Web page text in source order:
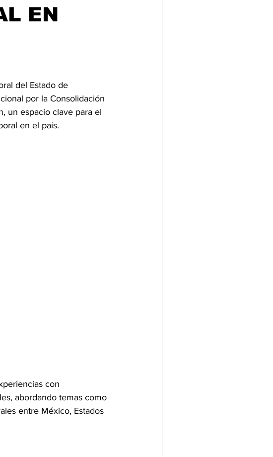
EN
del Estado de
por la Consolidación
un espacio clave para el
en el país.
con
abordando temas como
entre México, Estados